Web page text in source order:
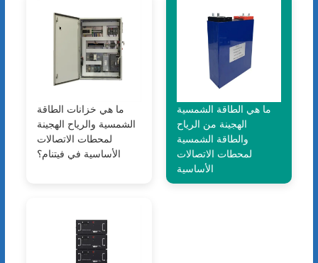
ما هي خزانات الطاقة
الشمسية والرياح الهجينة
لمحطات الاتصالات
الأساسية في فيتنام؟
ما هي الطاقة الشمسية
الهجينة من الرياح
والطاقة الشمسية
لمحطات الاتصالات
الأساسية